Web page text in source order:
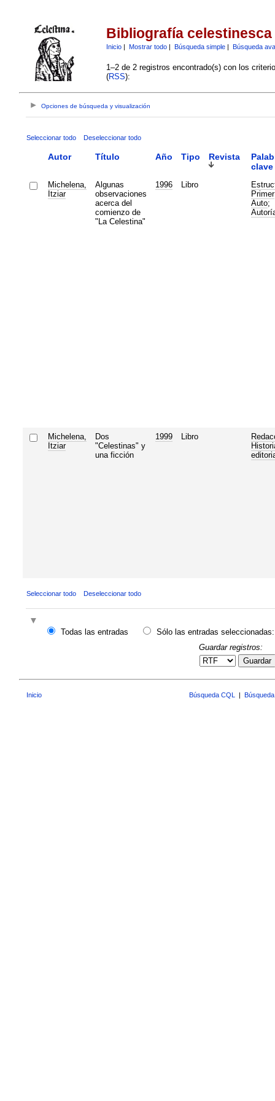
Bibliografía celestinesca
Inicio| Mostrar todo| Búsqueda simple| Búsqueda
1–2 de 2 registros encontrado(s) con los
(RSS):
Opciones de búsqueda y visualización
Seleccionar todo Deseleccionar todo
Autor Título Año Tipo Revista
clave
Michelena,
Itziar
Algunas
observaciones
acerca del
comienzo de
"La Celestina"
1996 Libro
Primer
Auto;
Michelena,
Itziar
Dos
"Celestinas" y
una ficción
1999 Libro
Seleccionar todo Deseleccionar todo
Todas las entradas
Sólo las entradas seleccionadas:
Guardar registros:
Guardar
Inicio Búsqueda CQL